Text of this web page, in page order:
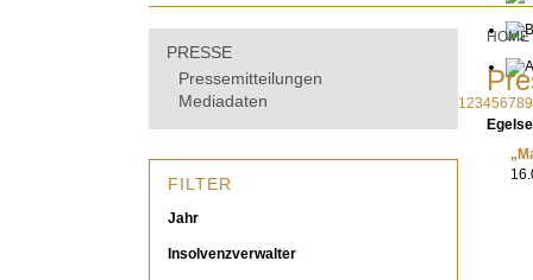
123456789
PRESSE
Pressemitteilungen
Mediadaten
FILTER
Jahr
Insolvenzverwalter
HOME